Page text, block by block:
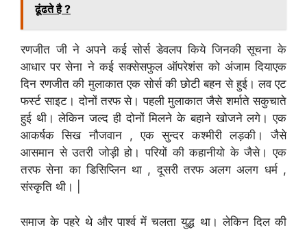
ढूंढते है ?
रणजीत जी ने अपने कई सोर्स डेवलप किये जिनकी सूचना के
आधार पर सेना ने कई सक्सेसफुल ऑपरेशंस को अंजाम दियाएक
दिन रणजीत की मुलाकात एक सोर्स की छोटी बहन से हुई। लव एट
फर्स्ट साइट। दोनों तरफ से। पहली मुलाकात जैसे शर्माते सकुचाते
हुई थी। लेकिन जल्द ही दोनों मिलने के बहाने खोजने लगे। एक
आकर्षक सिख नौजवान , एक सुन्दर कश्मीरी लड़की। जैसे
आसमान से उतरी जोड़ी हो। परियों की कहानीयो के जैसे। एक
तरफ सेना का डिसिप्लिन था , दूसरी तरफ अलग अलग धर्म ,
संस्कृति थी। |
समाज के पहरे थे और पार्श्व में चलता युद्ध था। लेकिन दिल की